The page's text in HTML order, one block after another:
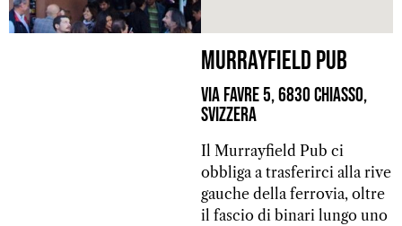
Murrayfield pub
Via Favre 5, 6830 Chiasso,
Svizzera
Il Murrayfield Pub ci
obbliga a trasferirci alla rive
gauche della ferrovia, oltre
il fascio di binari lungo uno